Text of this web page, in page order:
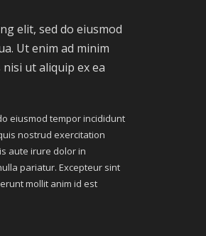
elit, sed do eiusmod
Ut enim ad minim
ut aliquip ex ea
eiusmod tempor incididunt
nostrud exercitation
aute irure dolor in
pariatur. Excepteur sint
mollit anim id est